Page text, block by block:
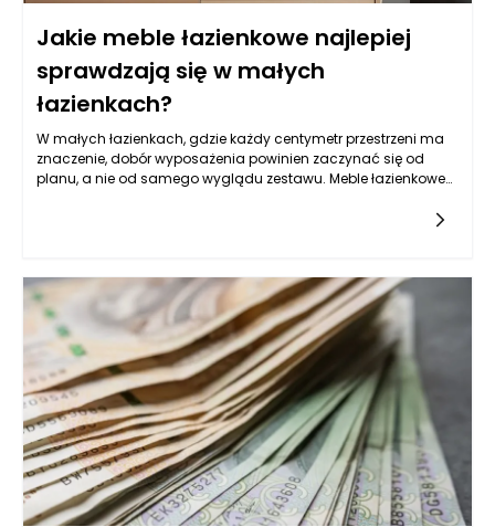
Jakie meble łazienkowe najlepiej
sprawdzają się w małych
łazienkach?
W małych łazienkach, gdzie każdy centymetr przestrzeni ma
znaczenie, dobór wyposażenia powinien zaczynać się od
planu, a nie od samego wyglądu zestawu. Meble łazienkowe
warto sprawdzić, gdzie faktycznie możesz stanąć, jak szeroko
otwiera się kabina, czy przy umywalce jest miejsce na
wygodne schylenie się i czy przejście nie będzie blokowane
przez wystające fronty. W tej skali nawet kilka centymetrów
różnicy w głębokości potrafi zmienić komfort użytkowania.
Meble łazienkowe powinny też rozwiązywać typowy problem
małej przestrzeni, czyli „nadmiar drobiazgów na wierzchu”. Im
lepiej zaprojektowane przechowywanie, tym mniej rzeczy stoi
na blacie, a łazienka wygląda na większą, czystszą i
spokojniejszą w odbiorze. W zamkniętych przestrzeniach
najlepiej sprawdzają się rozwiązania lekkie wizualnie, z
prostymi liniami, ale też praktyczne: łatwe do mycia, odporne
na wilgoć i takie, które pozwalają zachować porządek bez